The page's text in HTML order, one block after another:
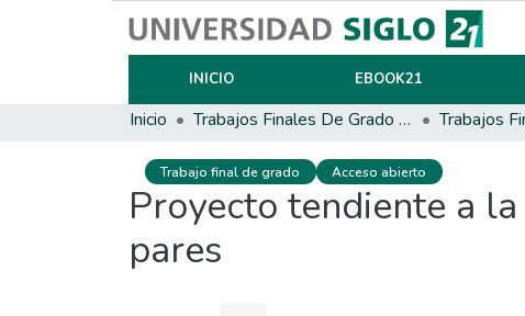
INICIO EBOOK21
Inicio Trabajos Finales De Grado Y Posgrado Trabajos
Trabajo final de grado Acceso abierto
Proyecto tendiente a
pares